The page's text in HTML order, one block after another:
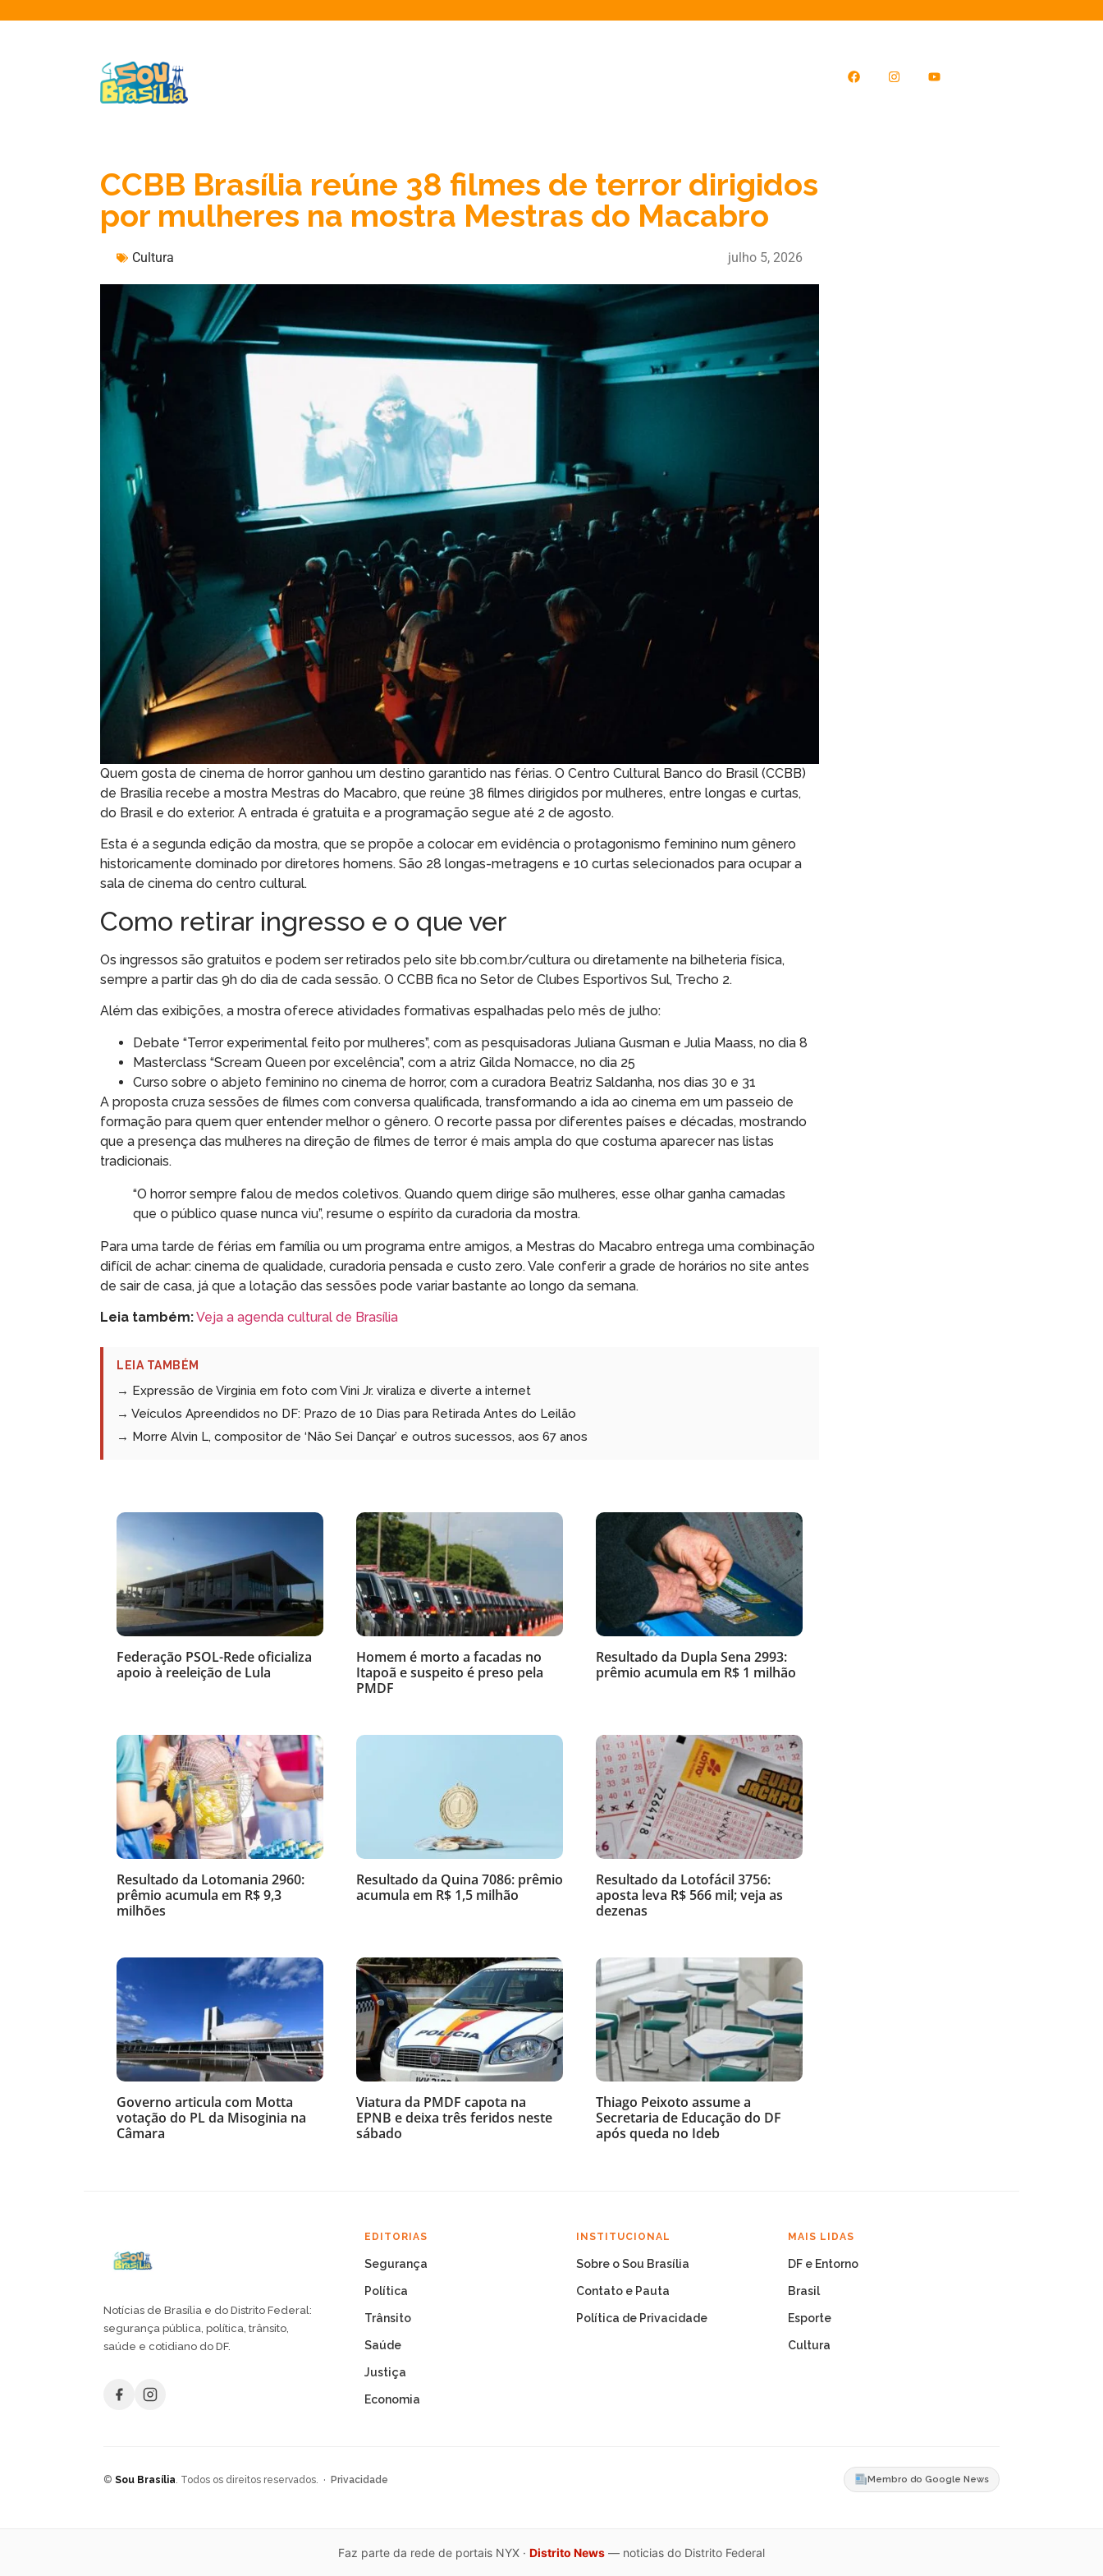
CCBB Brasília reúne 38 filmes de terror dirigidos
por mulheres na mostra Mestras do Macabro
Cultura julho 5, 2026
Quem gosta de cinema de horror ganhou um destino garantido nas férias. O Centro Cultural Banco do Brasil (CCBB)
de Brasília recebe a mostra Mestras do Macabro, que reúne 38 filmes dirigidos por mulheres, entre longas e curtas,
do Brasil e do exterior. A entrada é gratuita e a programação segue até 2 de agosto.
Esta é a segunda edição da mostra, que se propõe a colocar em evidência o protagonismo feminino num gênero
historicamente dominado por diretores homens. São 28 longas-metragens e 10 curtas selecionados para ocupar a
sala de cinema do centro cultural.
Como retirar ingresso e o que ver
Os ingressos são gratuitos e podem ser retirados pelo site bb.com.br/cultura ou diretamente na bilheteria física,
sempre a partir das 9h do dia de cada sessão. O CCBB fica no Setor de Clubes Esportivos Sul, Trecho 2.
Além das exibições, a mostra oferece atividades formativas espalhadas pelo mês de julho:
Debate “Terror experimental feito por mulheres”, com as pesquisadoras Juliana Gusman e Julia Maass, no dia 8
Masterclass “Scream Queen por excelência”, com a atriz Gilda Nomacce, no dia 25
Curso sobre o abjeto feminino no cinema de horror, com a curadora Beatriz Saldanha, nos dias 30 e 31
A proposta cruza sessões de filmes com conversa qualificada, transformando a ida ao cinema em um passeio de
formação para quem quer entender melhor o gênero. O recorte passa por diferentes países e décadas, mostrando
que a presença das mulheres na direção de filmes de terror é mais ampla do que costuma aparecer nas listas
tradicionais.
“O horror sempre falou de medos coletivos. Quando quem dirige são mulheres, esse olhar ganha camadas
que o público quase nunca viu”, resume o espírito da curadoria da mostra.
Para uma tarde de férias em família ou um programa entre amigos, a Mestras do Macabro entrega uma combinação
difícil de achar: cinema de qualidade, curadoria pensada e custo zero. Vale conferir a grade de horários no site antes
de sair de casa, já que a lotação das sessões pode variar bastante ao longo da semana.
Leia também:Veja a agenda cultural de Brasília
LEIA TAMBÉM
→ Expressão de Virginia em foto com Vini Jr. viraliza e diverte a internet
→ Veículos Apreendidos no DF: Prazo de 10 Dias para Retirada Antes do Leilão
→ Morre Alvin L, compositor de ‘Não Sei Dançar’ e outros sucessos, aos 67 anos
Federação PSOL-Rede oficializa
apoio à reeleição de Lula
Homem é morto a facadas no
Itapoã e suspeito é preso pela
PMDF
Resultado da Dupla Sena 2993:
prêmio acumula em R$ 1 milhão
Resultado da Lotomania 2960:
prêmio acumula em R$ 9,3
milhões
Resultado da Quina 7086: prêmio
acumula em R$ 1,5 milhão
Resultado da Lotofácil 3756:
aposta leva R$ 566 mil; veja as
dezenas
Governo articula com Motta
votação do PL da Misoginia na
Câmara
Viatura da PMDF capota na
EPNB e deixa três feridos neste
sábado
Thiago Peixoto assume a
Secretaria de Educação do DF
após queda no Ideb
Notícias de Brasília e do Distrito Federal:
segurança pública, política, trânsito,
saúde e cotidiano do DF.
EDITORIAS
Segurança
Política
Trânsito
Saúde
Justiça
Economia
INSTITUCIONAL
Sobre o Sou Brasília
Contato e Pauta
Política de Privacidade
MAIS LIDAS
DF e Entorno
Brasil
Esporte
Cultura
© Sou Brasília. Todos os direitos reservados. · Privacidade Membro do Google News
Faz parte da rede de portais NYX · Distrito News — noticias do Distrito Federal